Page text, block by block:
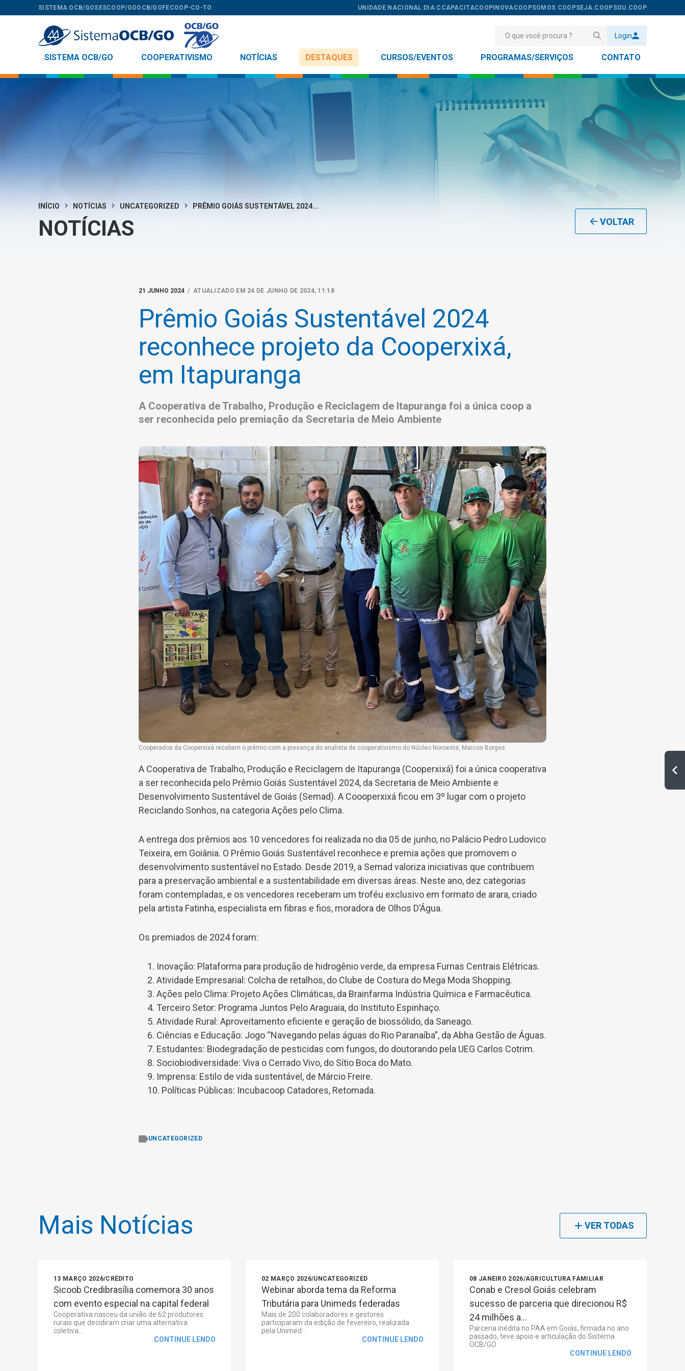
SISTEMA OCB/GOSESCOOP/GOOCB/GOFECOOP-CO-TO UNIDADE NACIONAL:DIA C CAPACITACOOPINOVACOOPSOMOS COOPSEJA.COOPSOU.COOP
Login
SISTEMA OCB/GO COOPERATIVISMO NOTÍCIAS DESTAQUES CURSOS/EVENTOS PROGRAMAS/SERVIÇOS CONTATO
INÍCIO NOTÍCIAS UNCATEGORIZED PRÊMIO GOIÁS SUSTENTÁVEL 2024...
NOTÍCIAS VOLTAR
21 JUNHO 2024 / ATUALIZADO EM 24 DE JUNHO DE 2024, 11:18
Prêmio Goiás Sustentável 2024
reconhece projeto da Cooperxixá,
em Itapuranga
A Cooperativa de Trabalho, Produção e Reciclagem de Itapuranga foi a única coop a
ser reconhecida pelo premiação da Secretaria de Meio Ambiente
Cooperados da Cooperxixá recebem o prêmio com a presença do analista de cooperativismo do Núcleo Noroeste, Marcos Borges
A Cooperativa de Trabalho, Produção e Reciclagem de Itapuranga (Cooperxixá) foi a única cooperativa
a ser reconhecida pelo Prêmio Goiás Sustentável 2024, da Secretaria de Meio Ambiente e
Desenvolvimento Sustentável de Goiás (Semad). A Coooperxixá ficou em 3º lugar com o projeto
Reciclando Sonhos, na categoria Ações pelo Clima.
A entrega dos prêmios aos 10 vencedores foi realizada no dia 05 de junho, no Palácio Pedro Ludovico
Teixeira, em Goiânia. O Prêmio Goiás Sustentável reconhece e premia ações que promovem o
desenvolvimento sustentável no Estado. Desde 2019, a Semad valoriza iniciativas que contribuem
para a preservação ambiental e a sustentabilidade em diversas áreas. Neste ano, dez categorias
foram contempladas, e os vencedores receberam um troféu exclusivo em formato de arara, criado
pela artista Fatinha, especialista em fibras e fios, moradora de Olhos D’Água.
Os premiados de 2024 foram:
Inovação: Plataforma para produção de hidrogênio verde, da empresa Furnas Centrais Elétricas.
Atividade Empresarial: Colcha de retalhos, do Clube de Costura do Mega Moda Shopping.
Ações pelo Clima: Projeto Ações Climáticas, da Brainfarma Indústria Química e Farmacêutica.
Terceiro Setor: Programa Juntos Pelo Araguaia, do Instituto Espinhaço.
Atividade Rural: Aproveitamento eficiente e geração de biossólido, da Saneago.
Ciências e Educação: Jogo “Navegando pelas águas do Rio Paranaíba”, da Abha Gestão de Águas.
Estudantes: Biodegradação de pesticidas com fungos, do doutorando pela UEG Carlos Cotrim.
Sociobiodiversidade: Viva o Cerrado Vivo, do Sítio Boca do Mato.
Imprensa: Estilo de vida sustentável, de Márcio Freire.
Políticas Públicas: Incubacoop Catadores, Retomada.
UNCATEGORIZED
Mais Notícias VER TODAS
13 MARÇO 2026/CRÉDITO
Sicoob Credibrasília comemora 30 anos
com evento especial na capital federal
Cooperativa nasceu da união de 62 produtores
rurais que decidiram criar uma alternativa
coletiva...
CONTINUE LENDO
02 MARÇO 2026/UNCATEGORIZED
Webinar aborda tema da Reforma
Tributária para Unimeds federadas
Mais de 200 colaboradores e gestores
participaram da edição de fevereiro, realizada
pela Unimed...
CONTINUE LENDO
08 JANEIRO 2026/AGRICULTURA FAMILIAR
Conab e Cresol Goiás celebram
sucesso de parceria que direcionou R$
24 milhões a...
Parceria inédita no PAA em Goiás, firmada no ano
passado, teve apoio e articulação do Sistema
OCB/GO
CONTINUE LENDO